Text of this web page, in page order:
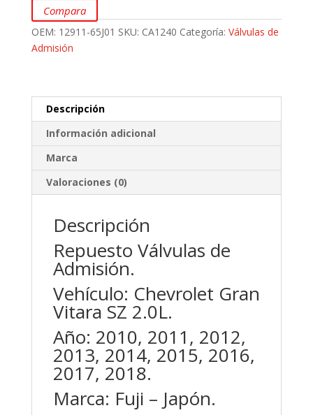
Chevrolet
Gran
Vitara
SZ
cantidad
Compara
OEM: 12911-65J01 SKU: CA1240 Categoría: Válvulas de
Admisión
Descripción
Información adicional
Marca
Valoraciones (0)
Descripción
Repuesto Válvulas de
Admisión.
Vehículo: Chevrolet Gran
Vitara SZ 2.0L.
Año: 2010, 2011, 2012,
2013, 2014, 2015, 2016,
2017, 2018.
Marca: Fuji – Japón.